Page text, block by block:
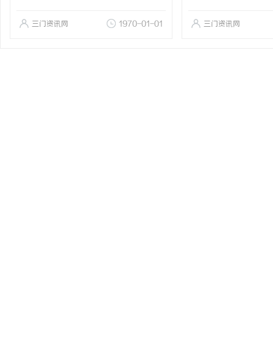
三门资讯网 1970-01-01 三门资讯网